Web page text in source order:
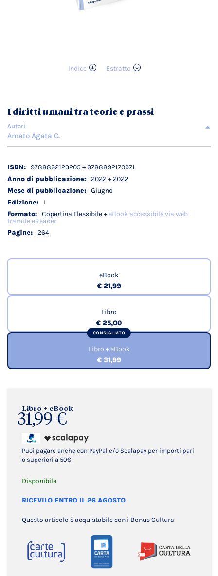
Indice
Estratto
galleria
di
immagini
Libro + eBook
31,99 €
Puoi pagare anche con PayPal e/o Scalapay per importi pari
o superiori a 50€
Disponibile
RICEVILO ENTRO IL 26 AGOSTO
Questo articolo è acquistabile con i Bonus Cultura
I diritti umani tra teorie e prassi
Autori
Amato Agata C.
Dettagli
tecnici
9788892123205 + 9788892170971
2022 + 2022
Giugno
I
Copertina Flessibile +eBook accessibile via web
tramite eReader
264
eBook
€ 21,99
Libro
€ 25,00
CONSIGLIATO
Libro + eBook
€ 31,99